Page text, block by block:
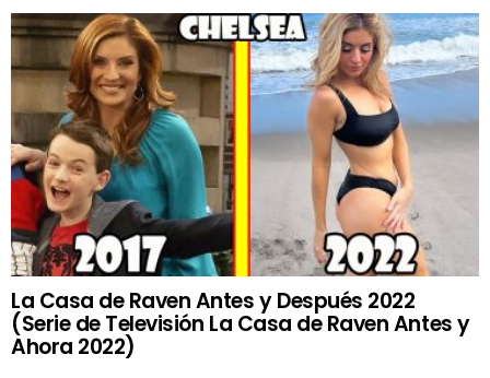
La Casa de Raven Antes y Después 2022
(Serie de Televisión La Casa de Raven Antes y
Ahora 2022)